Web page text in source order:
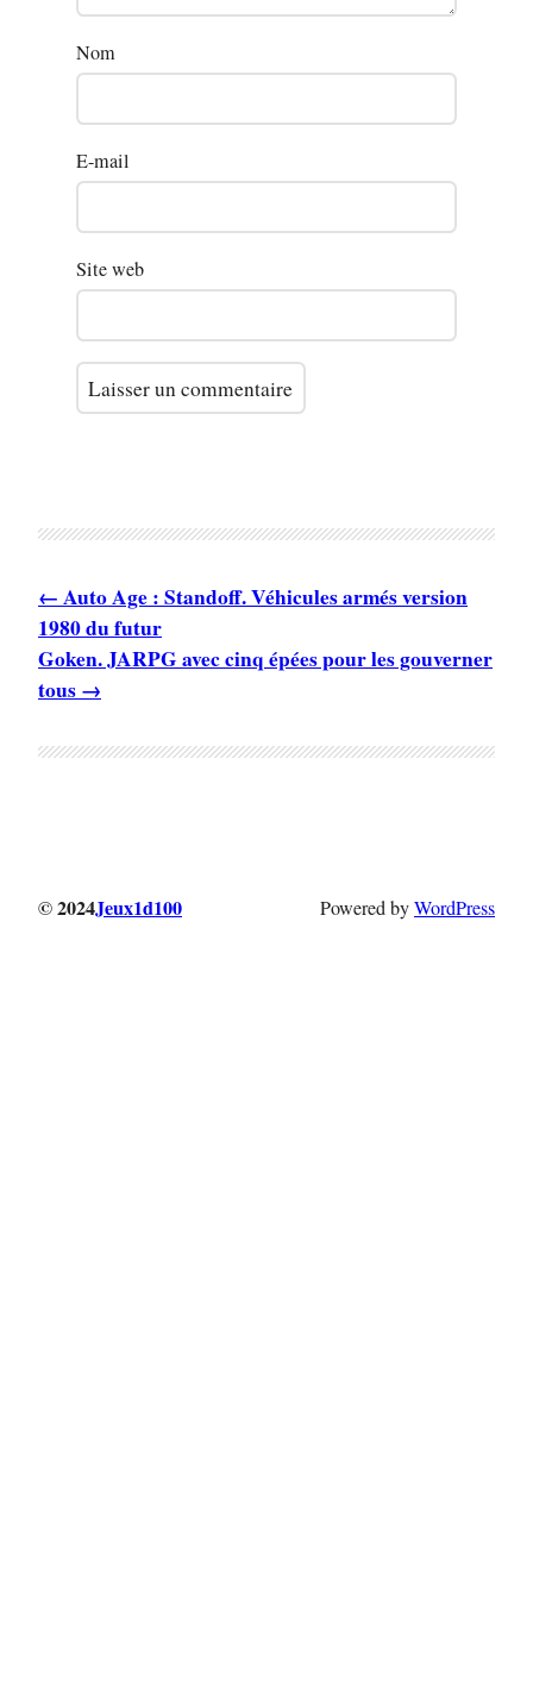
Nom
E-mail
Site web
Auto Age : Standoff. Véhicules armés version
1980 du futur
Goken. JARPG avec cinq épées pour les gouverner
tous
© 2024Jeux1d100 Powered byWordPress